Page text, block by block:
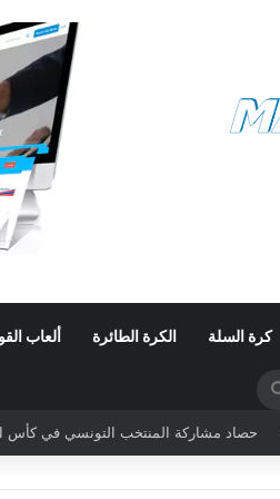
كرة السلة الكرة الطائرة ألعاب
عن